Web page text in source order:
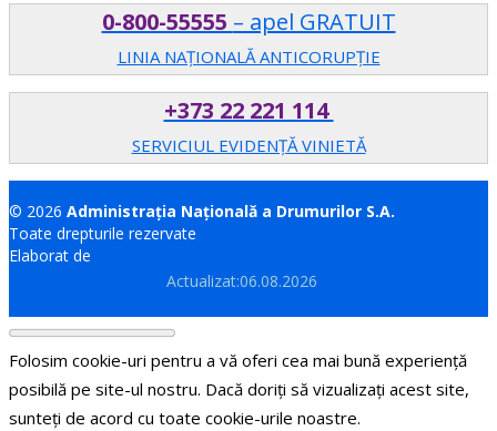
0-800-55555 – apel GRATUIT
LINIA NAȚIONALĂ ANTICORUPȚIE
+373 22 221 114
SERVICIUL EVIDENȚĂ VINIETĂ
© 2026 Administrația Națională a Drumurilor S.A.
Toate drepturile rezervate
Elaborat de
Actualizat:06.08.2026
Folosim cookie-uri pentru a vă oferi cea mai bună experiență
posibilă pe site-ul nostru. Dacă doriți să vizualizați acest site,
sunteți de acord cu toate cookie-urile noastre.